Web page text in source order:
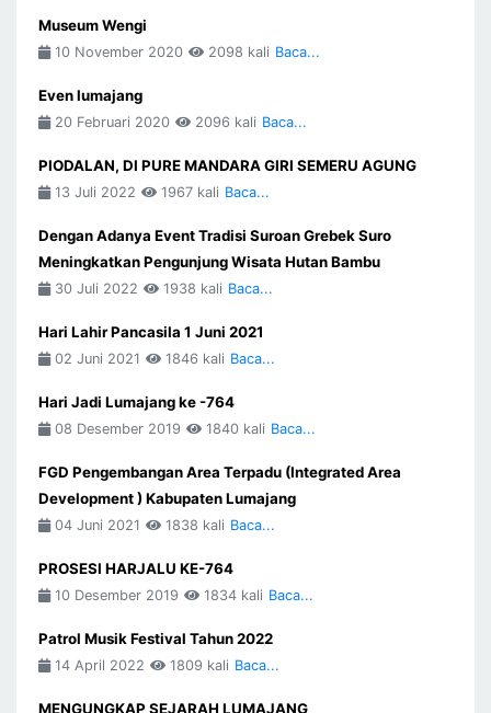
Museum Wengi
10 November 2020 2098 kali Baca...
Even lumajang
20 Februari 2020 2096 kali Baca...
PIODALAN, DI PURE MANDARA GIRI SEMERU AGUNG
13 Juli 2022 1967 kali Baca...
Dengan Adanya Event Tradisi Suroan Grebek Suro
Meningkatkan Pengunjung Wisata Hutan Bambu
30 Juli 2022 1938 kali Baca...
Hari Lahir Pancasila 1 Juni 2021
02 Juni 2021 1846 kali Baca...
Hari Jadi Lumajang ke -764
08 Desember 2019 1840 kali Baca...
FGD Pengembangan Area Terpadu (Integrated Area
Development ) Kabupaten Lumajang
04 Juni 2021 1838 kali Baca...
PROSESI HARJALU KE-764
10 Desember 2019 1834 kali Baca...
Patrol Musik Festival Tahun 2022
14 April 2022 1809 kali Baca...
MENGUNGKAP SEJARAH LUMAJANG